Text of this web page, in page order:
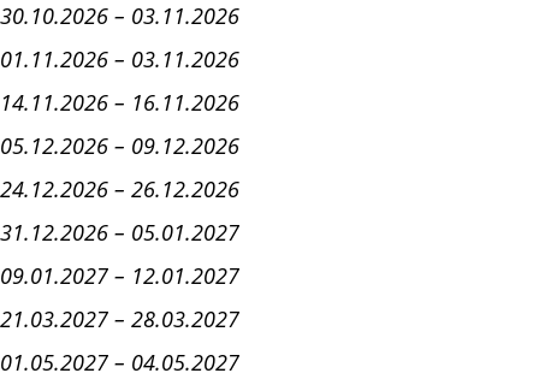
30.10.2026 – 03.11.2026
01.11.2026 – 03.11.2026
14.11.2026 – 16.11.2026
05.12.2026 – 09.12.2026
24.12.2026 – 26.12.2026
31.12.2026 – 05.01.2027
09.01.2027 – 12.01.2027
21.03.2027 – 28.03.2027
01.05.2027 – 04.05.2027